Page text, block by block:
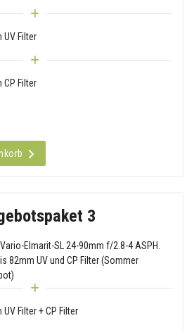
UV Filter
CP Filter
3
Vario-Elmarit-SL 24-90mm f/2.8-4 ASPH.
82mm UV und CP Filter (Sommer
UV Filter + CP Filter